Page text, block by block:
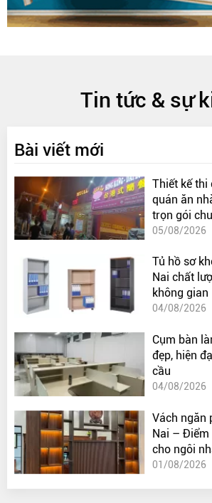
Tin tức & sự
Bài viết mới
Thiết kế thi
quán ăn
trọn gói
05/08/2026
Tủ hồ sơ
Nai chất
không gian
04/08/2026
Cụm bàn
đẹp, hiện
cầu
04/08/2026
Vách ngăn
Nai – Điểm
cho ngôi
01/08/2026